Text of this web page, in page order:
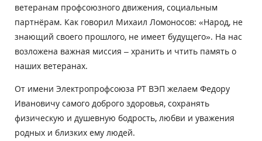
ветеранам профсоюзного движения, социальным
партнёрам. Как говорил Михаил Ломоносов: «Народ, не
знающий своего прошлого, не имеет будущего». На нас
возложена важная миссия – хранить и чтить память о
наших ветеранах.
От имени Электропрофсоюза РТ ВЭП желаем Федору
Ивановичу самого доброго здоровья, сохранять
физическую и душевную бодрость, любви и уважения
родных и близких ему людей.